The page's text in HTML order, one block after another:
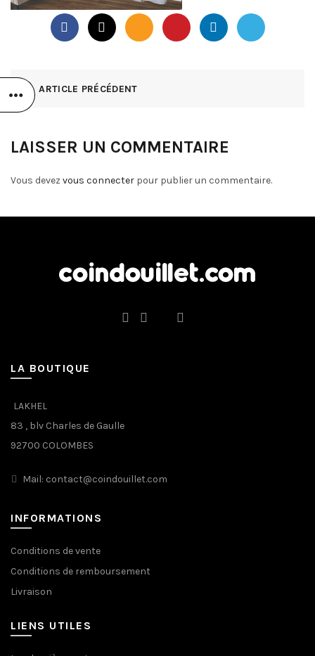
ARTICLE PRÉCÉDENT
LAISSER UN COMMENTAIRE
Vous devez vous connecter pour publier un commentaire.
LA BOUTIQUE
LAKHEL
83 , blv Charles de Gaulle
92700 COLOMBES
Mail: contact@coindouillet.com
INFORMATIONS
Conditions de vente
Conditions de remboursement
Livraison
LIENS UTILES